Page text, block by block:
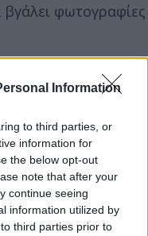
Information
to third parties, or
information for
the below opt-out
note that after your
continue seeing
information utilized by
third parties prior to
βγάλει φωτογραφίες